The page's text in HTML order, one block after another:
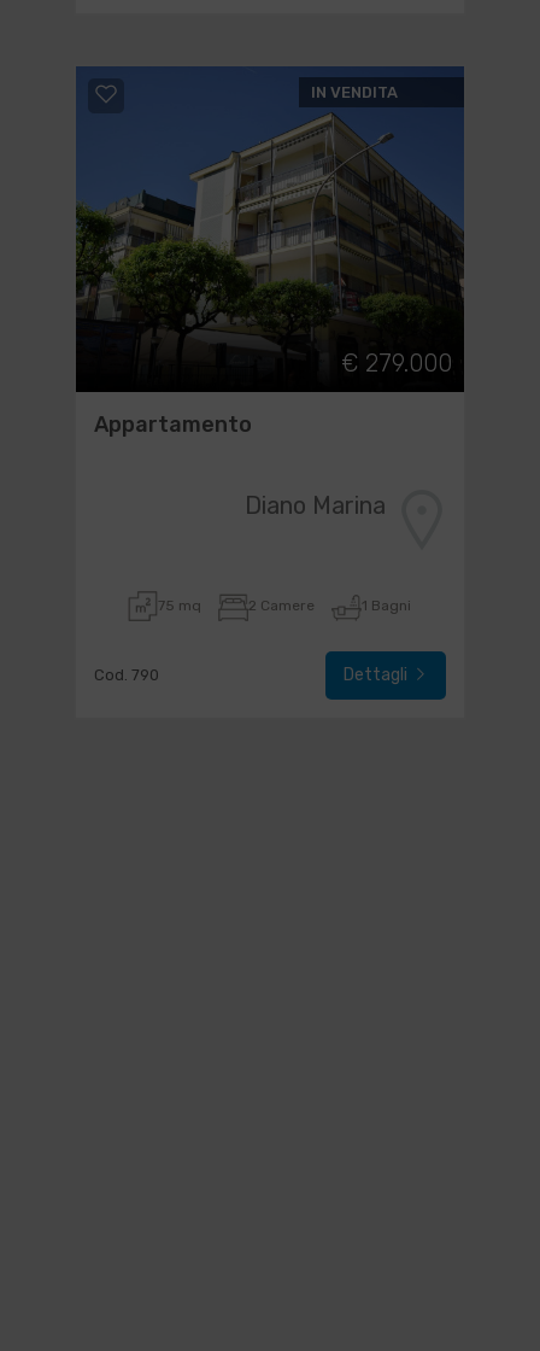
IN VENDITA
€ 279.000
Appartamento
Diano Marina
75 mq 2 Camere 1 Bagni
Cod. 790 Dettagli